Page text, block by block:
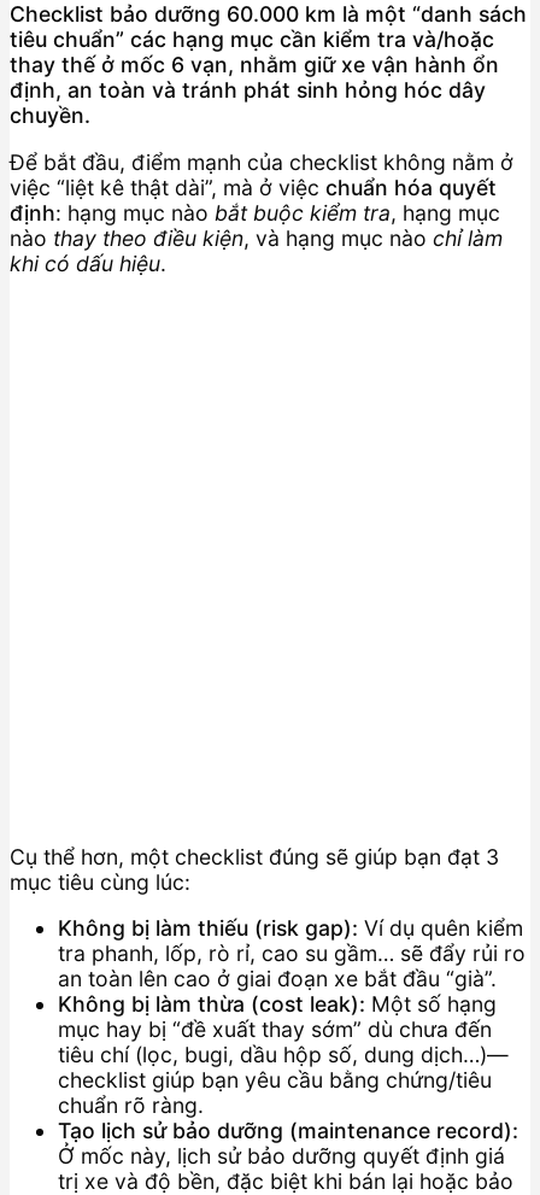
Checklist bảo dưỡng 60.000 km là một “danh sách
tiêu chuẩn” các hạng mục cần kiểm tra và/hoặc
thay thế ở mốc 6 vạn, nhằm giữ xe vận hành ổn
định, an toàn và tránh phát sinh hỏng hóc dây
chuyền.
Để bắt đầu, điểm mạnh của checklist không nằm ở
việc “liệt kê thật dài”, mà ở việc chuẩn hóa quyết
định: hạng mục nào bắt buộc kiểm tra, hạng mục
nào thay theo điều kiện, và hạng mục nào chỉ làm
khi có dấu hiệu.
Cụ thể hơn, một checklist đúng sẽ giúp bạn đạt 3
mục tiêu cùng lúc:
Không bị làm thiếu (risk gap): Ví dụ quên kiểm
tra phanh, lốp, rò rỉ, cao su gầm… sẽ đẩy rủi ro
an toàn lên cao ở giai đoạn xe bắt đầu “già”.
Không bị làm thừa (cost leak): Một số hạng
mục hay bị “đề xuất thay sớm” dù chưa đến
tiêu chí (lọc, bugi, dầu hộp số, dung dịch…)—
checklist giúp bạn yêu cầu bằng chứng/tiêu
chuẩn rõ ràng.
Tạo lịch sử bảo dưỡng (maintenance record):
Ở mốc này, lịch sử bảo dưỡng quyết định giá
trị xe và độ bền, đặc biệt khi bán lại hoặc bảo